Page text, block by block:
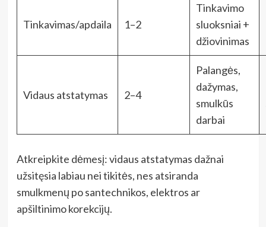
Tinkavimas/apdaila 1–2
Tinkavimo
sluoksniai +
džiovinimas
Vidaus atstatymas 2–4
Palangės,
dažymas,
smulkūs
darbai
Atkreipkite dėmesį: vidaus atstatymas dažnai
užsitęsia labiau nei tikitės, nes atsiranda
smulkmenų po santechnikos, elektros ar
apšiltinimo korekcijų.